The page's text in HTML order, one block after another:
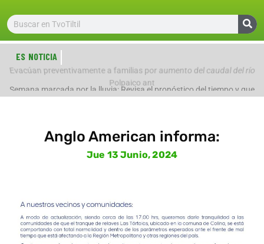
ES NOTICIA
Evacúan preventivamente a familias por aumento del caudal del río
Polpaico ant
Anglo American informa:
Jue 13 Junio, 2024